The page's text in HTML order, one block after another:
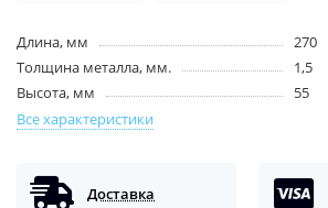
Длина, мм
270
Толщина металла, мм.
1,5
Высота, мм
55
Все характеристики
Доставка